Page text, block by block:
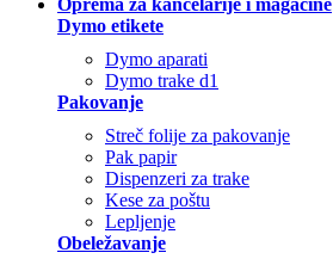
Oprema za kancelarije i magacine
Dymo etikete
Dymo aparati
Dymo trake d1
Pakovanje
Streč folije za pakovanje
Pak papir
Dispenzeri za trake
Kese za poštu
Lepljenje
Obeležavanje